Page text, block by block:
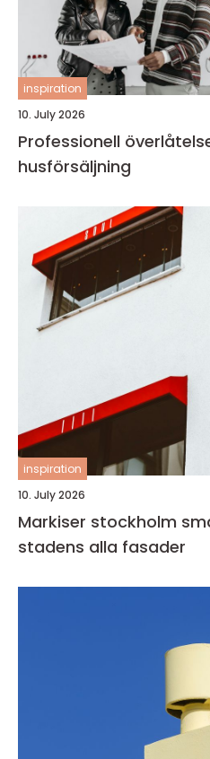
inspiration
10. July 2026
Professionell
husförsäljning
inspiration
10. July 2026
Markiser stockholm smart solskydd för
stadens alla fasader